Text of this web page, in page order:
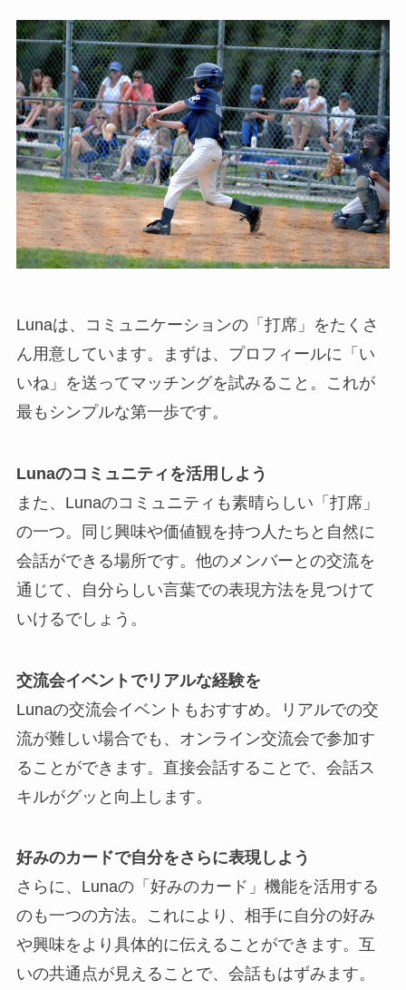
Lunaは、コミュニケーションの「打席」をたくさ
ん用意しています。まずは、プロフィールに「い
いね」を送ってマッチングを試みること。これが
最もシンプルな第一歩です。
Lunaのコミュニティを活用しよう
また、Lunaのコミュニティも素晴らしい「打席」
の一つ。同じ興味や価値観を持つ人たちと自然に
会話ができる場所です。他のメンバーとの交流を
通じて、自分らしい言葉での表現方法を見つけて
いけるでしょう。
交流会イベントでリアルな経験を
Lunaの交流会イベントもおすすめ。リアルでの交
流が難しい場合でも、オンライン交流会で参加す
ることができます。直接会話することで、会話ス
キルがグッと向上します。
好みのカードで自分をさらに表現しよう
さらに、Lunaの「好みのカード」機能を活用する
のも一つの方法。これにより、相手に自分の好み
や興味をより具体的に伝えることができます。互
いの共通点が見えることで、会話もはずみます。